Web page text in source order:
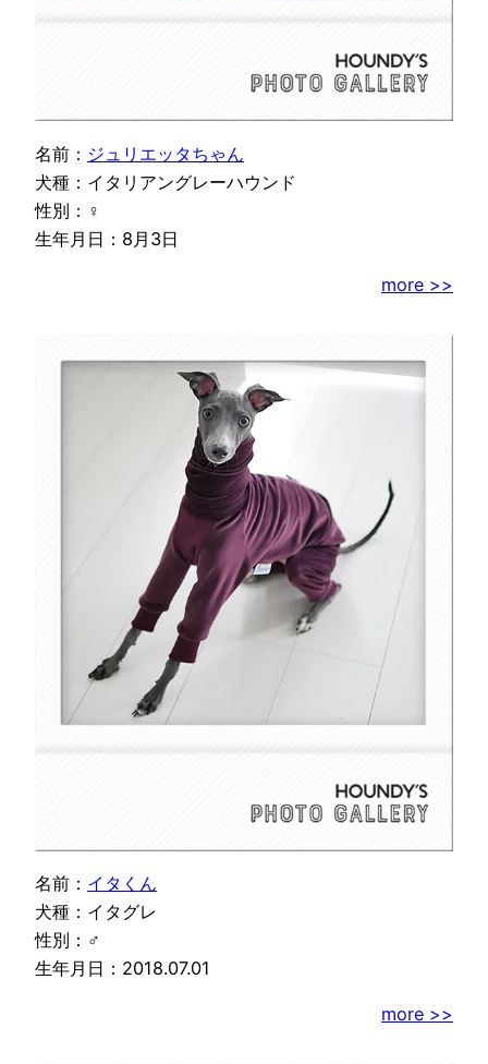
名前： ジュリエッタちゃん
犬種：イタリアングレーハウンド
性別：♀
生年月日：8月3日
more >>
名前： イタくん
犬種：イタグレ
性別：♂
生年月日：2018.07.01
more >>